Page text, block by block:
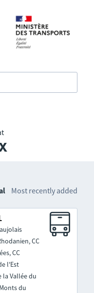
Most recently added
CC
CC
l'Est
la Vallée du
du